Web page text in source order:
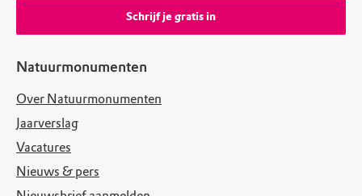
Natuurmonumenten
Over Natuurmonumenten
Jaarverslag
Vacatures
Nieuws & pers
Schrijf je gratis in